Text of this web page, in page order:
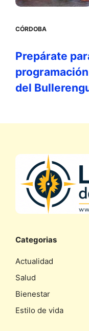
CÓRDOBA
Prepárate
del
Categorias
Actualidad
Salud
Bienestar
Estilo de vida